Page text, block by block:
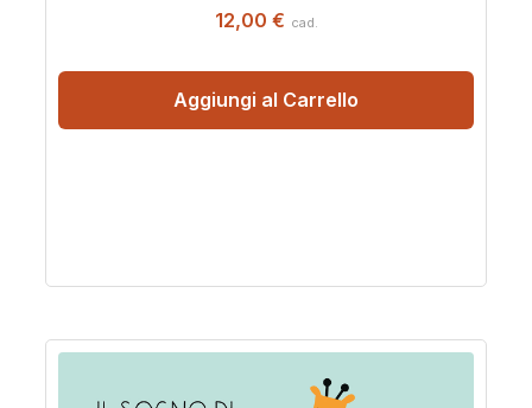
12,00 € cad.
Aggiungi al Carrello